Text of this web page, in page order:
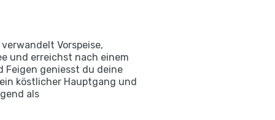
Vorspeise,
und erreichst nach einem
Feigen geniesst du deine
köstlicher Hauptgang und
als